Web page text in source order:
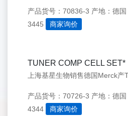
产品货号：70836-3 产地：德国
3445
商家询价
TUNER COMP CELL SET*
产品货号：70726-3 产地：德国
4344
商家询价